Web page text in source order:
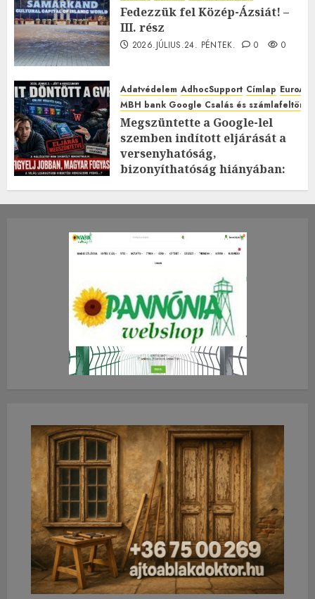
Fedezzük fel Közép-Ázsiát! –
III. rész
2026.JÚLIUS.24. PÉNTEK. 0 0
Adatvédelem AdhocSupport Címlap
MBH bank Google Csalás és
Megszüntette a Google-lel
szemben indított eljárását a
versenyhatóság,
bizonyíthatóság hiányában:
2026.JÚLIUS.23. CSÜTÖRTÖK.
0